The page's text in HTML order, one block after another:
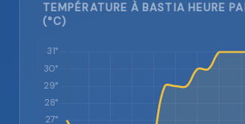
TEMPÉRATURE À BASTIA HEURE
(°C)